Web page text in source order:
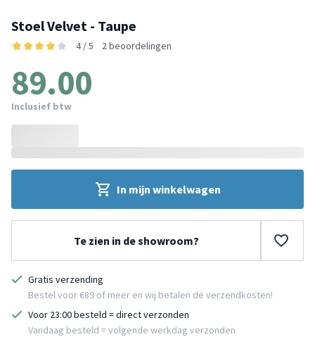
Stoel Velvet - Taupe
4 / 5 2 beoordelingen
89.00
Inclusief btw
In mijn winkelwagen
Te zien in de showroom?
Gratis verzending
Bestel voor €89 of meer en wij betalen de verzendkosten!
Voor 23:00 besteld = direct verzonden
Vandaag besteld = volgende werkdag verzonden